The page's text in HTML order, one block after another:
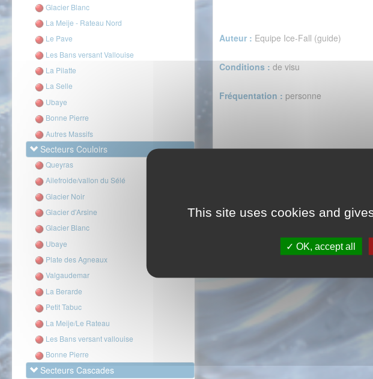
Glacier Blanc
La Meije - Rateau Nord
Le Pave
Les Bans versant Vallouise
La Pilatte
La Selle
Ubaye
Bonne Pierre
Autres Massifs
Secteurs Couloirs
Queyras
Ailefroide/vallon du Sélé
Glacier Noir
Glacier d'Arsine
Glacier Blanc
Ubaye
Plate des Agneaux
Valgaudemar
La Berarde
Petit Tabuc
La Meije/Le Rateau
Les Bans versant vallouise
Bonne Pierre
Secteurs Cascades
Auteur : Equipe Ice-Fall (guide)
Conditions : de visu
Fréquentation : personne
This site uses cookies and
OK, accept all